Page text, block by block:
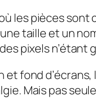
les pièces sont
taille et un
pixels n’étant
et fond
Mais pas